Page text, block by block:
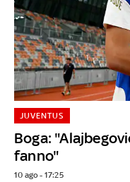
Boga:
fanno"
JUVENTUS
10 ago - 17:25